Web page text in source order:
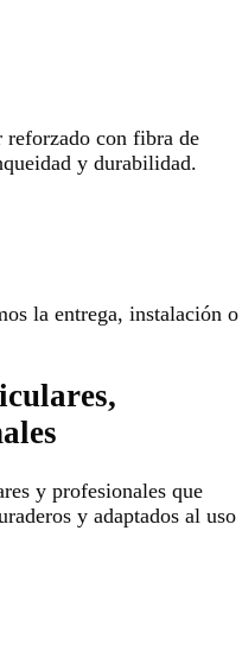
reforzado con fibra de
y durabilidad.
la entrega, instalación o
y profesionales que
y adaptados al uso